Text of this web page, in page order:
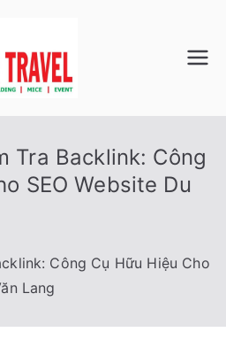
Du Lịch
LANG
L
Công ty TNHH Du
Tra Backlink: Công
SEO Website Du
Công Cụ Hữu Hiệu Cho
Lang